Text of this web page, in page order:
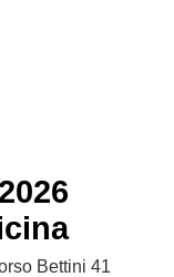
Bettini 41